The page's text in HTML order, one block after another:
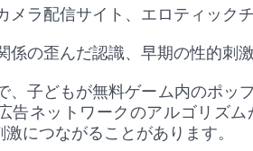
ラ配信サイト、エロティック
係の歪んだ認識、早期の性的刺
、子どもが無料ゲーム内のポッ
告ネットワークのアルゴリズ
につながることがあります。